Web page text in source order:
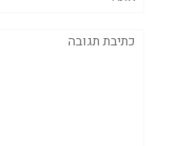
תגובה